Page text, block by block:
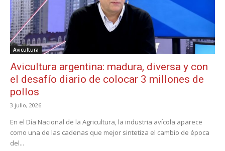
Avicultura
Avicultura argentina: madura, diversa y con
el desafío diario de colocar 3 millones de
pollos
3 julio, 2026
En el Día Nacional de la Agricultura, la industria avícola aparece
como una de las cadenas que mejor sintetiza el cambio de época
del...